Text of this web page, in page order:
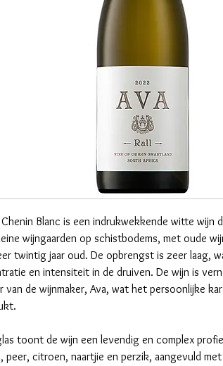
Chenin Blanc is een indrukwekkende witte wijn
wijngaarden op schistbodems, met oude
twintig jaar oud. De opbrengst is zeer laag,
en intensiteit in de druiven. De wijn is
van de wijnmaker, Ava, wat het persoonlijke
toont de wijn een levendig en complex
peer, citroen, naartjie en perzik, aangevuld